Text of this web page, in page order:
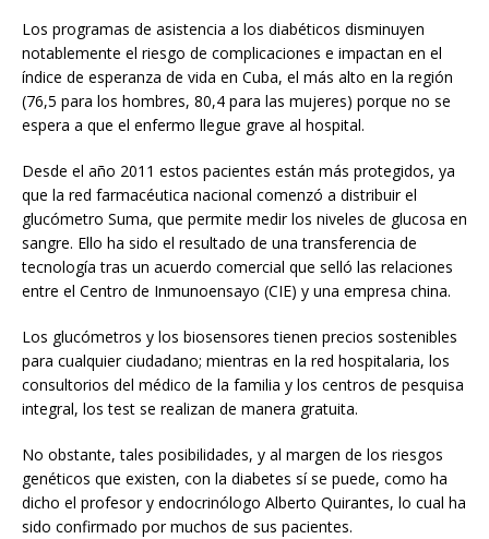
Los programas de asistencia a los diabéticos disminuyen
notablemente el riesgo de complicaciones e impactan en el
índice de esperanza de vida en Cuba, el más alto en la región
(76,5 para los hombres, 80,4 para las mujeres) porque no se
espera a que el enfermo llegue grave al hospital.
Desde el año 2011 estos pacientes están más protegidos, ya
que la red farmacéutica nacional comenzó a distribuir el
glucómetro Suma, que permite medir los niveles de glucosa en
sangre. Ello ha sido el resultado de una transferencia de
tecnología tras un acuerdo comercial que selló las relaciones
entre el Centro de Inmunoensayo (CIE) y una empresa china.
Los glucómetros y los biosensores tienen precios sostenibles
para cualquier ciudadano; mientras en la red hospitalaria, los
consultorios del médico de la familia y los centros de pesquisa
integral, los test se realizan de manera gratuita.
No obstante, tales posibilidades, y al margen de los riesgos
genéticos que existen, con la diabetes sí se puede, como ha
dicho el profesor y endocrinólogo Alberto Quirantes, lo cual ha
sido confirmado por muchos de sus pacientes.